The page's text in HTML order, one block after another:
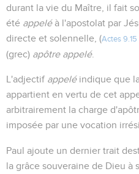
durant la vie du Maître, il fait
été appeléà l'apostolat par
directe et solennelle, (Actes 9.15
(grec) apôtre appelé.
L'adjectif appeléindique que
appartient en vertu de cet
arbitrairement la charge
imposée par une vocation
Paul ajoute un dernier trait
la grâce souveraine de Dieu à